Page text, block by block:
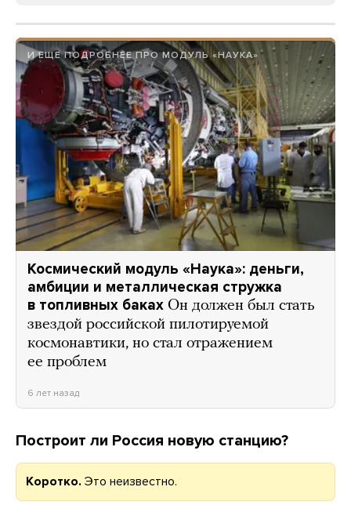
И ЕЩЕ ПОДРОБНЕЕ ПРО МОДУЛЬ «НАУКА»
Космический модуль «Наука»: деньги,
амбиции и металлическая стружка
в топливных баках Он должен был стать
звездой российской пилотируемой
космонавтики, но стал отражением
ее проблем
6 лет назад
Построит ли Россия новую станцию?
Коротко. Это неизвестно.